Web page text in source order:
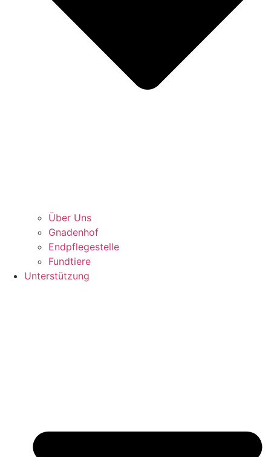
Über Uns
Gnadenhof
Endpflegestelle
Fundtiere
Unterstützung